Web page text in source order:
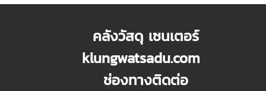
คลังวัสดุ เซนเตอร์
klungwatsadu.com
ช่องทางติดต่อ